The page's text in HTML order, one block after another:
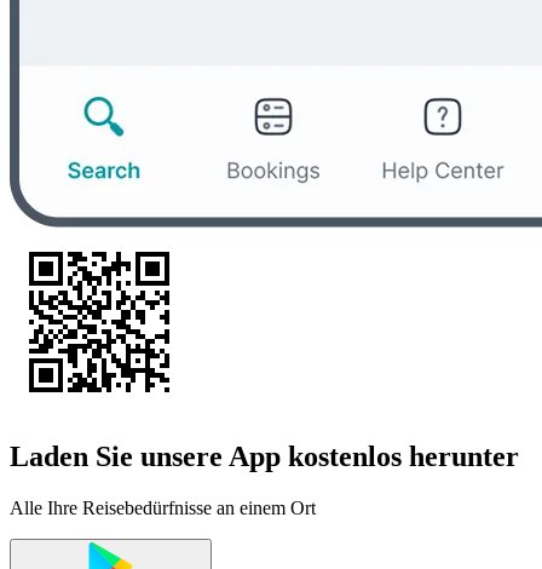
Laden Sie unsere App kostenlos herunter
Alle Ihre Reisebedürfnisse an einem Ort